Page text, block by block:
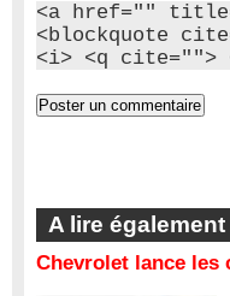
<a href=""
<blockquote
<i> <q cite="">
A lire
Chevrolet lance les